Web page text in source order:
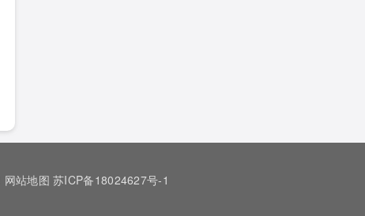
网站地图 苏ICP备18024627号-1